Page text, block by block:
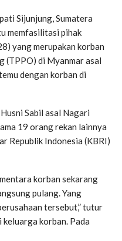
Sijunjung, Sumatera
memfasilitasi pihak
yang merupakan korban
(TPPO) di Myanmar asal
dengan korban di
Sabil asal Nagari
19 orang rekan lainnya
Republik Indonesia (KBRI)
korban sekarang
pulang. Yang
tersebut,” tutur
korban. Pada